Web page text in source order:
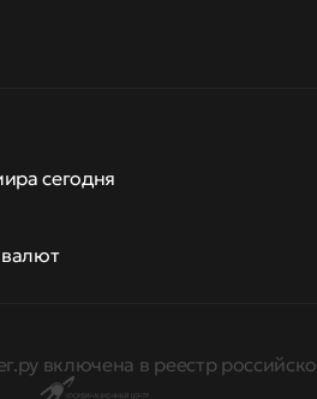
сегодня
включена в реестр